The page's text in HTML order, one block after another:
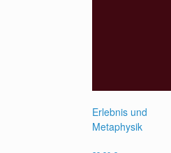
Erlebnis und
Metaphysik